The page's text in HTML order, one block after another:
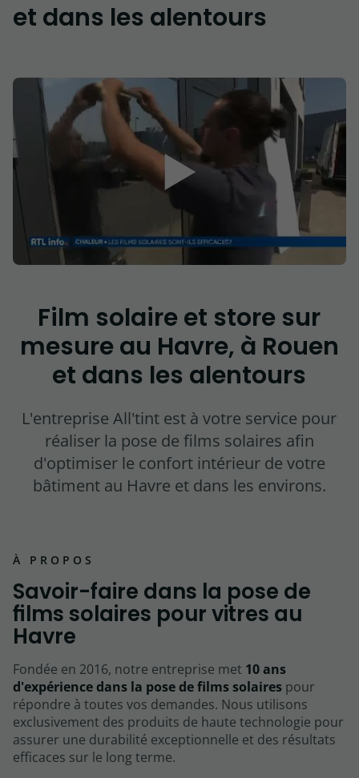
et dans les alentours
▶
Film solaire et store sur
mesure au Havre, à Rouen
et dans les alentours
L'entreprise All'tint est à votre service pour
réaliser la pose de films solaires afin
d'optimiser le confort intérieur de votre
bâtiment au Havre et dans les environs.
À PROPOS
Savoir-faire dans la pose de
films solaires pour vitres au
Havre
Fondée en 2016, notre entreprise met 10 ans
d'expérience dans la pose de films solaires pour
répondre à toutes vos demandes. Nous utilisons
exclusivement des produits de haute technologie pour
assurer une durabilité exceptionnelle et des résultats
efficaces sur le long terme.